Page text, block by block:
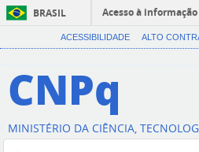
BRASIL
Acesso à informação
ACESSIBILIDADE ALTO
CNPq
MINISTÉRIO DA CIÊNCIA,